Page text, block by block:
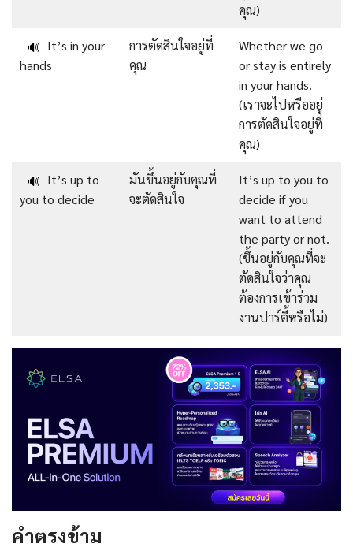
คุณ)
🔊 It’s in your
hands
การตัดสินใจอยู่ที่
คุณ
Whether we go
or stay is entirely
in your hands.
(เราจะไปหรืออยู่
การตัดสินใจอยู่ที่
คุณ)
🔊 It’s up to
you to decide
มันขึ้นอยู่กับคุณที่
จะตัดสินใจ
It’s up to you to
decide if you
want to attend
the party or not.
(ขึ้นอยู่กับคุณที่จะ
ตัดสินใจว่าคุณ
ต้องการเข้าร่วม
งานปาร์ตี้หรือไม่)
คำตรงข้าม